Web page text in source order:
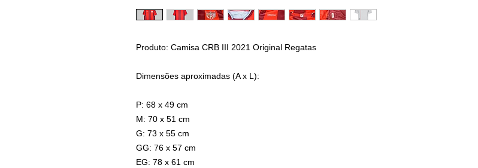
Produto: Camisa CRB III 2021 Original Regatas
Dimensões aproximadas (A x L):
P: 68 x 49 cm
M: 70 x 51 cm
G: 73 x 55 cm
GG: 76 x 57 cm
EG: 78 x 61 cm